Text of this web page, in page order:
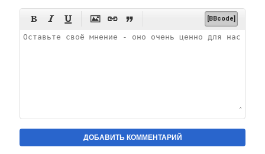
      [BBcode]